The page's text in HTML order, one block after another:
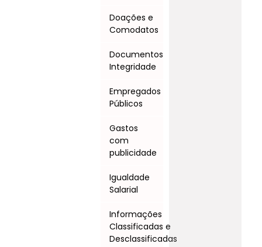
Doações e
Comodatos
Documentos
Integridade
Empregados
Públicos
Gastos
com
publicidade
Igualdade
Salarial
Informações
Classificadas e
Desclassificadas